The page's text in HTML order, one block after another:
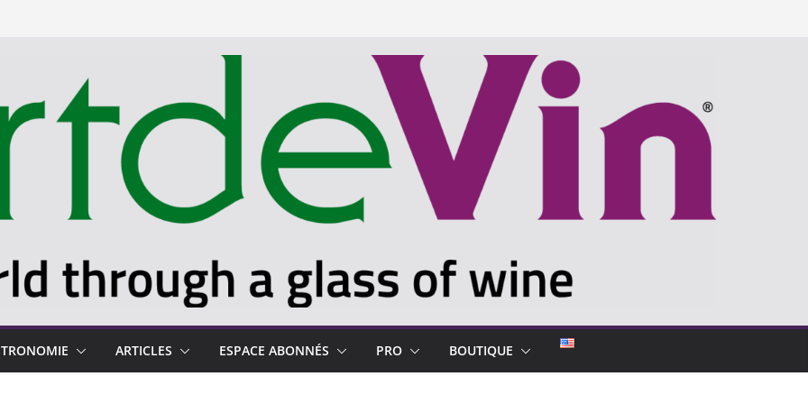
ARTICLES ESPACE ABONNÉS PRO BOUTIQUE